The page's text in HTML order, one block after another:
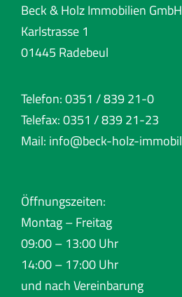
Beck & Holz Immobilien GmbH
Karlstrasse 1
01445 Radebeul
Telefon: 0351 / 839 21-0
Telefax: 0351 / 839 21-23
Mail: info@beck-holz-
Öffnungszeiten:
Montag – Freitag
09:00 – 13:00 Uhr
14:00 – 17:00 Uhr
und nach Vereinbarung